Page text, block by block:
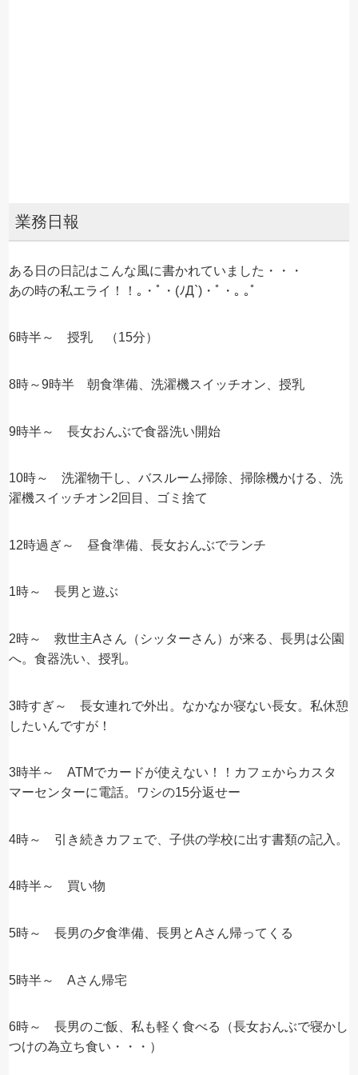
業務日報
ある日の日記はこんな風に書かれていました・・・
あの時の私エライ！！｡・ﾟ・(ﾉД`)・ﾟ・｡ ｡ﾟ
6時半～ 授乳 （15分）
8時～9時半 朝食準備、洗濯機スイッチオン、授乳
9時半～ 長女おんぶで食器洗い開始
10時～ 洗濯物干し、バスルーム掃除、掃除機かける、洗
濯機スイッチオン2回目、ゴミ捨て
12時過ぎ～ 昼食準備、長女おんぶでランチ
1時～ 長男と遊ぶ
2時～ 救世主Aさん（シッターさん）が来る、長男は公園
へ。食器洗い、授乳。
3時すぎ～ 長女連れで外出。なかなか寝ない長女。私休憩
したいんですが！
3時半～ ATMでカードが使えない！！カフェからカスタ
マーセンターに電話。ワシの15分返せー
4時～ 引き続きカフェで、子供の学校に出す書類の記入。
4時半～ 買い物
5時～ 長男の夕食準備、長男とAさん帰ってくる
5時半～ Aさん帰宅
6時～ 長男のご飯、私も軽く食べる（長女おんぶで寝かし
つけの為立ち食い・・・）